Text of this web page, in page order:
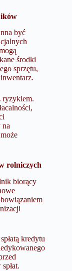
być
środki
sprzętu,
ryzykiem.
na
rolniczych
biorący
kredytu